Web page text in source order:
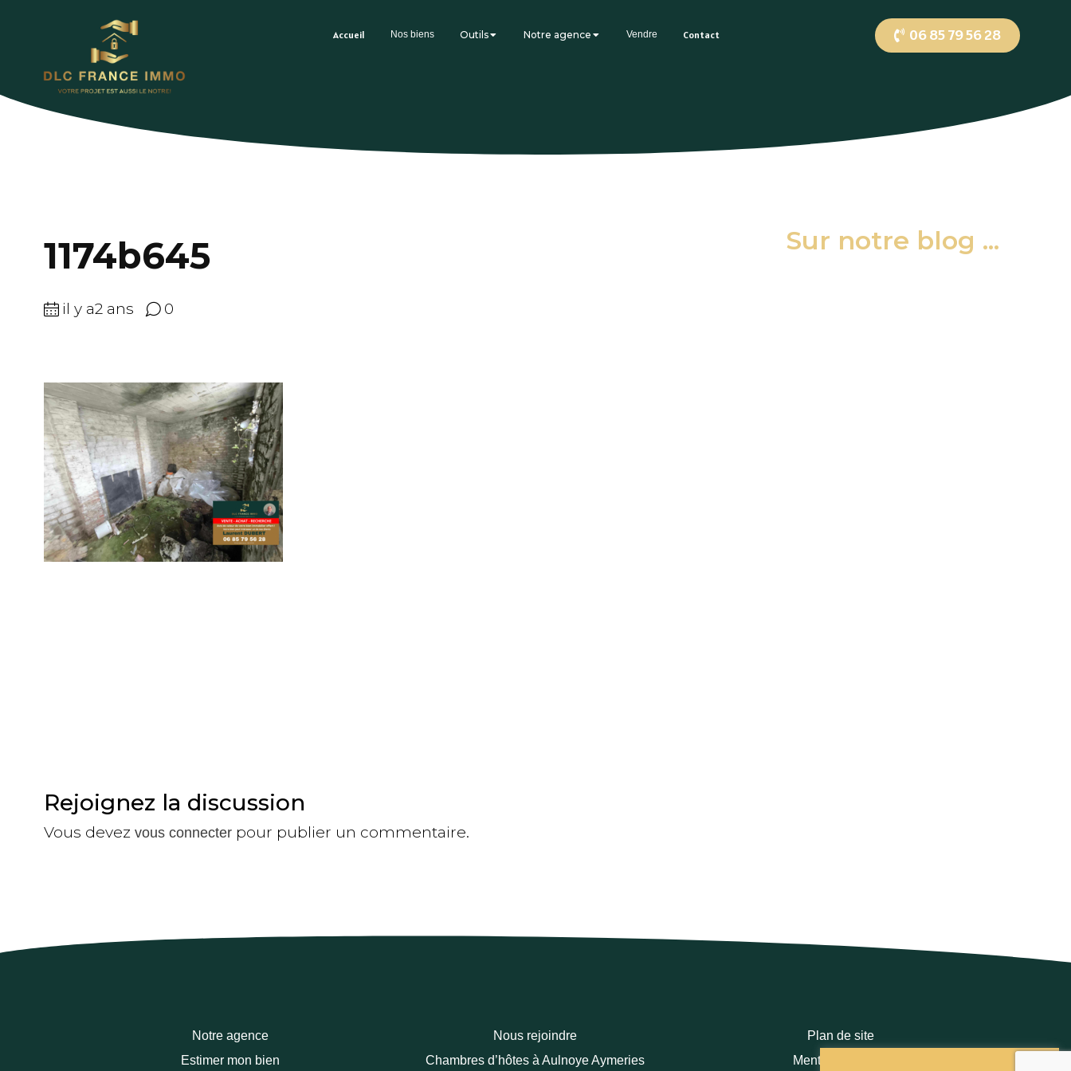
Accueil Nos biens Outils Notre agence Vendre Contact 06 85 79 56 28
1174b645
il y a2 ans 0
Rejoignez la discussion
Vous devez vous connecter pour publier un commentaire.
Sur notre blog ...
Notre agence
Estimer mon bien
Nous rejoindre
Chambres d’hôtes à Aulnoye Aymeries
Plan de site
Mentions légales